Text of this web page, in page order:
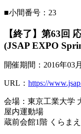
■小間番号：23
【終了】第63回
(JSAP EXPO
開催期間：2016年03
URL： https://
会場：東京工業大学
屋内運動場
蔵前会館1階 くらま